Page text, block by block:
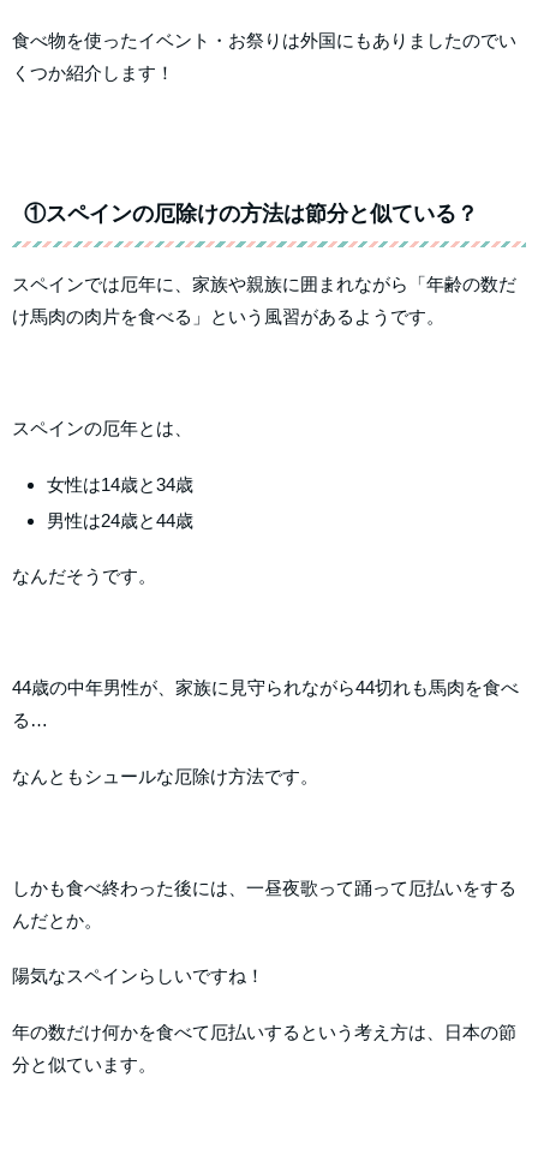
食べ物を使ったイベント・お祭りは外国にもありましたのでい
くつか紹介します！
①スペインの厄除けの方法は節分と似ている？
スペインでは厄年に、家族や親族に囲まれながら「年齢の数だ
け馬肉の肉片を食べる」という風習があるようです。
スペインの厄年とは、
女性は14歳と34歳
男性は24歳と44歳
なんだそうです。
44歳の中年男性が、家族に見守られながら44切れも馬肉を食べ
る…
なんともシュールな厄除け方法です。
しかも食べ終わった後には、一昼夜歌って踊って厄払いをする
んだとか。
陽気なスペインらしいですね！
年の数だけ何かを食べて厄払いするという考え方は、日本の節
分と似ています。